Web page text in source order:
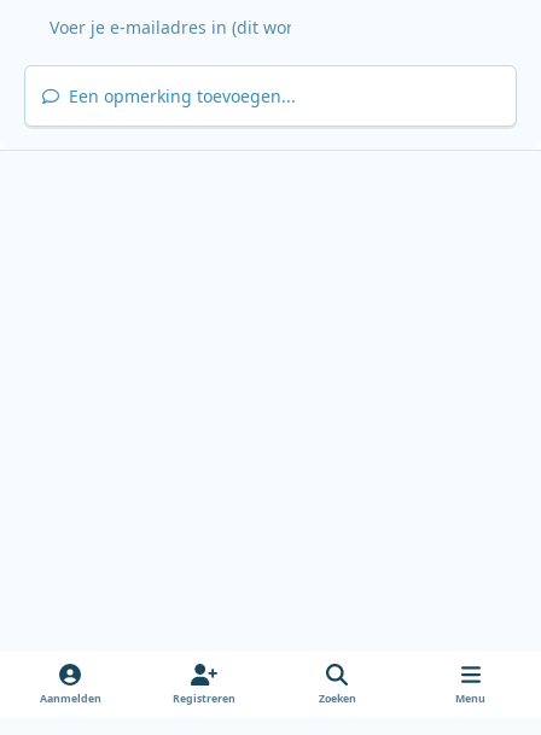
Een opmerking toevoegen...
Aanmelden Registreren Zoeken Menu